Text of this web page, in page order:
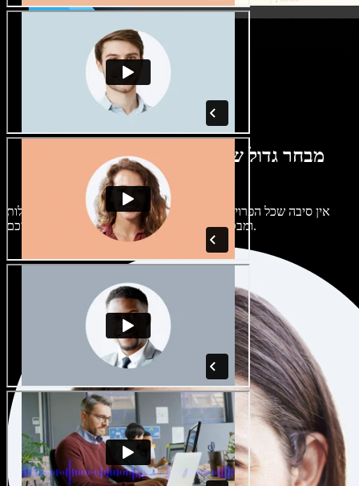
מבחר גדול של קולות נשים וגברים במגוון
מבטאים
אין סיבה שכל הפרויקטים יישמעו אותו דבר. בחרו מתוך מאות קולות
ומבטאים של בינה מלאכותית והתאימו אותם אליכם.